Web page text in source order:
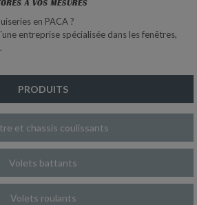
en PACA ?
entreprise spécialisée dans les fenêtres,
PRODUITS
et chassis coulissants
Volets battants
Volets roulants